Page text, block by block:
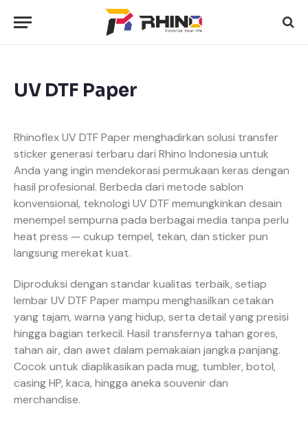
UV DTF Paper
Rhinoflex UV DTF Paper menghadirkan solusi transfer
sticker generasi terbaru dari Rhino Indonesia untuk
Anda yang ingin mendekorasi permukaan keras dengan
hasil profesional. Berbeda dari metode sablon
konvensional, teknologi UV DTF memungkinkan desain
menempel sempurna pada berbagai media tanpa perlu
heat press — cukup tempel, tekan, dan sticker pun
langsung merekat kuat.
Diproduksi dengan standar kualitas terbaik, setiap
lembar UV DTF Paper mampu menghasilkan cetakan
yang tajam, warna yang hidup, serta detail yang presisi
hingga bagian terkecil. Hasil transfernya tahan gores,
tahan air, dan awet dalam pemakaian jangka panjang.
Cocok untuk diaplikasikan pada mug, tumbler, botol,
casing HP, kaca, hingga aneka souvenir dan
merchandise.